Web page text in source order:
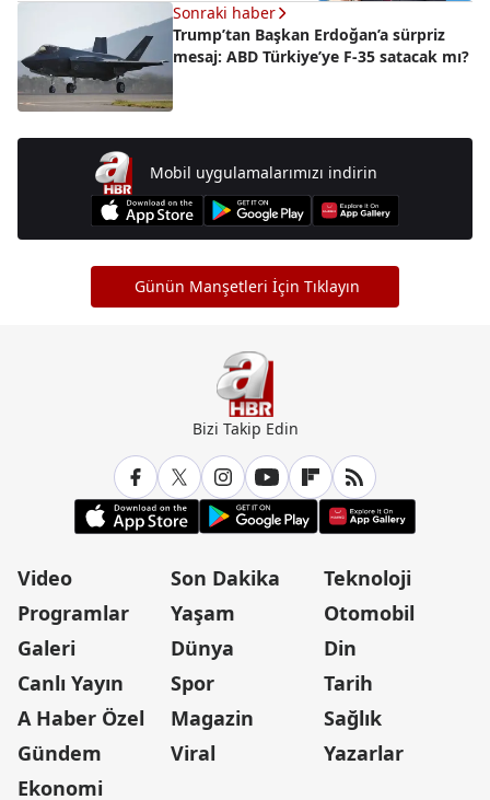
Sonraki haber
Trump’tan Başkan Erdoğan’a sürpriz
mesaj: ABD Türkiye’ye F-35 satacak mı?
Mobil uygulamalarımızı indirin
Günün Manşetleri İçin Tıklayın
Bizi Takip Edin
Video
Programlar
Galeri
Canlı Yayın
A Haber Özel
Gündem
Ekonomi
Son Dakika
Yaşam
Dünya
Spor
Magazin
Viral
Teknoloji
Otomobil
Din
Tarih
Sağlık
Yazarlar